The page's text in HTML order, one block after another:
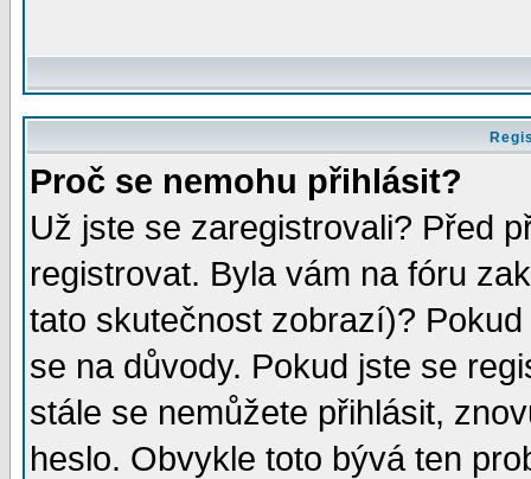
Proč se nemohu přihlásit?
Už jste se zaregistrovali? Před
registrovat. Byla vám na fóru
tato skutečnost zobrazí)?
se na důvody. Pokud jste se
stále se nemůžete přihlásit,
heslo. Obvykle toto bývá ten